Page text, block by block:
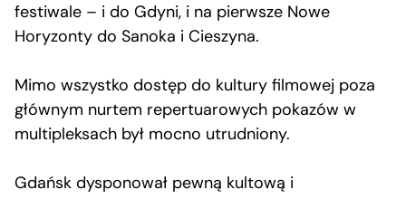
festiwale – i do Gdyni, i na pierwsze Nowe
Horyzonty do Sanoka i Cieszyna.
Mimo wszystko dostęp do kultury filmowej poza
głównym nurtem repertuarowych pokazów w
multipleksach był mocno utrudniony.
Gdańsk dysponował pewną kultową i